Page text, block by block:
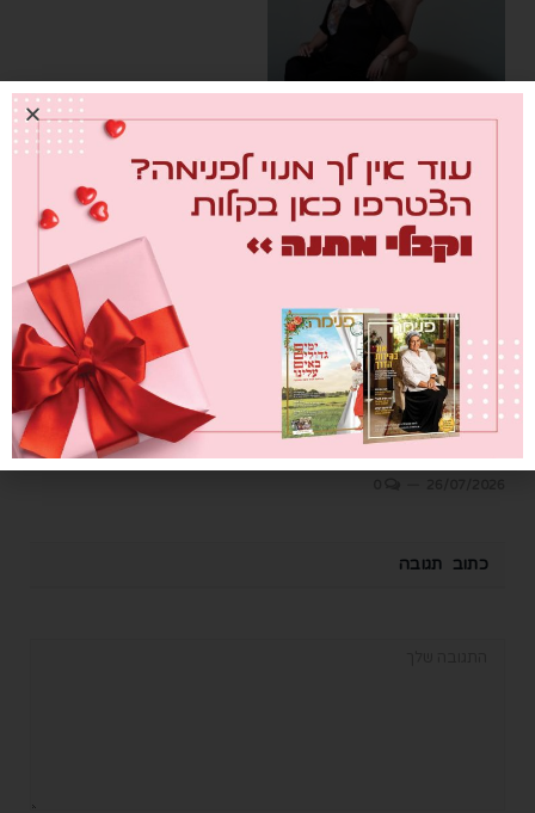
"העבודה האמיתית היא לא
לחפש אחדות מלאכותית, אלא
ללמוד איך לחיות כאן יחד, אחד
ליד השני, עם הוויכוחים"
כתוב תגובה